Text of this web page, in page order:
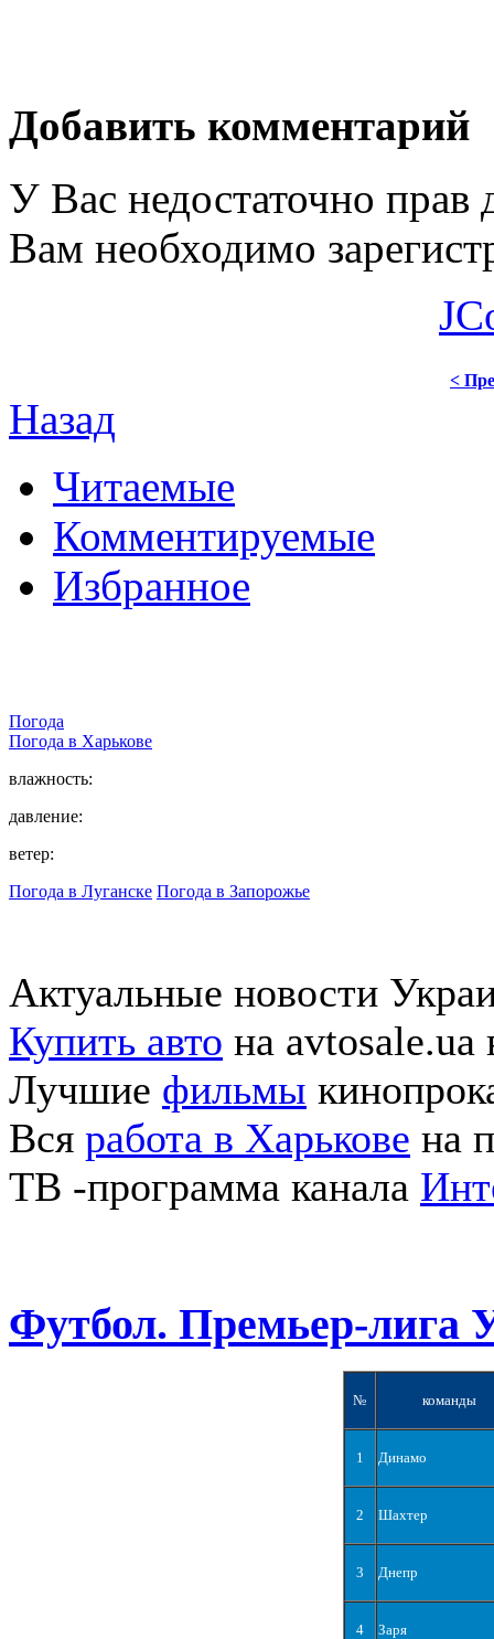
Добавить комментарий
У Вас недостаточно прав
Вам необходимо
<
Назад
Читаемые
Комментируемые
Избранное
Погода
Погода в Харькове
влажность:
давление:
ветер:
Погода в Луганске Погода в Запорожье
Актуальные новости
Купить авто на avtosale.ua
Лучшие фильмы
Вся работа в Харькове на
ТВ -программа канала
Футбол. Премьер-лига
№ команды
1 Динамо
2 Шахтер
3 Днепр
4 Заря